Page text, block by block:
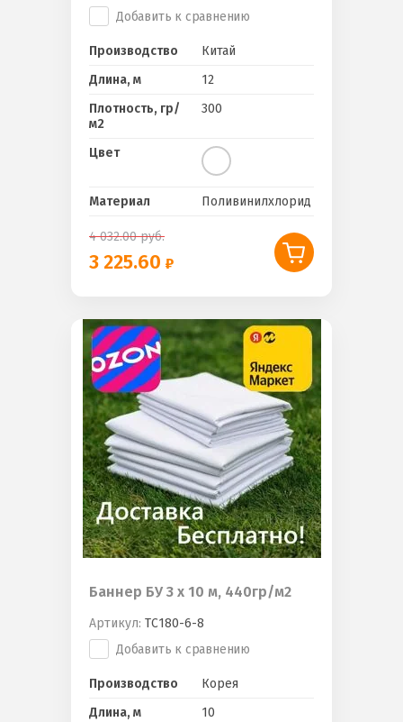
Добавить к сравнению
Производство
Китай
Длина, м
12
Плотность, гр/
м2
300
Цвет
Материал Поливинилхлорид
4 032.00руб.
3 225.60
Баннер БУ 3 х 10 м, 440гр/м2
Артикул: ТС180-6-8
Добавить к сравнению
Производство
Корея
Длина, м
10